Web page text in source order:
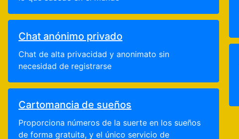
Chat anónimo privado
Chat de alta privacidad y anonimato sin
necesidad de registrarse
Cartomancia de sueños
Proporciona números de la suerte en los sueños
de forma gratuita, y el único servicio de